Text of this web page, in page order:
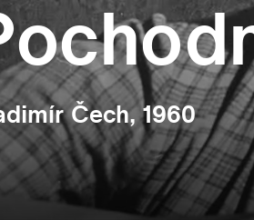
Čech, 1960